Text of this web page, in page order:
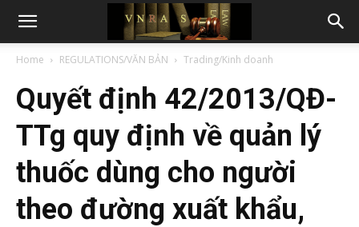
Home REGULATIONS/VĂN BẢN Trading/Kinh doanh
Quyết định 42/2013/QĐ-
TTg quy định về quản lý
thuốc dùng cho người
theo đường xuất khẩu,